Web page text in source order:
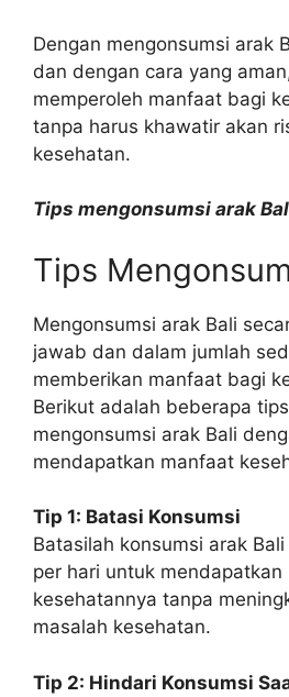
Dengan mengonsumsi arak
dan dengan cara yang
memperoleh manfaat bagi
tanpa harus khawatir akan
kesehatan.
Tips mengonsumsi arak
Tips
Mengonsumsi arak Bali
jawab dan dalam jumlah
memberikan manfaat bagi
Berikut adalah beberapa
mengonsumsi arak Bali
mendapatkan manfaat
Tip 1: Batasi Konsumsi
Batasilah konsumsi arak
per hari untuk mendapatkan
kesehatannya tanpa
masalah kesehatan.
Tip 2: Hindari Konsumsi